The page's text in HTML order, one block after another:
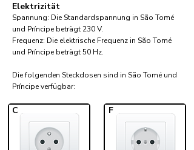
Elektrizität
Spannung: Die Standardspannung in São Tomé
und Príncipe beträgt 230 V.
Frequenz: Die elektrische Frequenz in São Tomé
und Príncipe beträgt 50 Hz.
Die folgenden Steckdosen sind in São Tomé und
Príncipe verfügbar:​
C F